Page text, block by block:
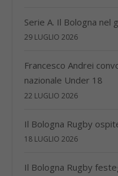
Serie A. Il Bologna nel
29 LUGLIO 2026
Francesco Andrei
nazionale Under 18
22 LUGLIO 2026
Il Bologna Rugby
18 LUGLIO 2026
Il Bologna Rugby